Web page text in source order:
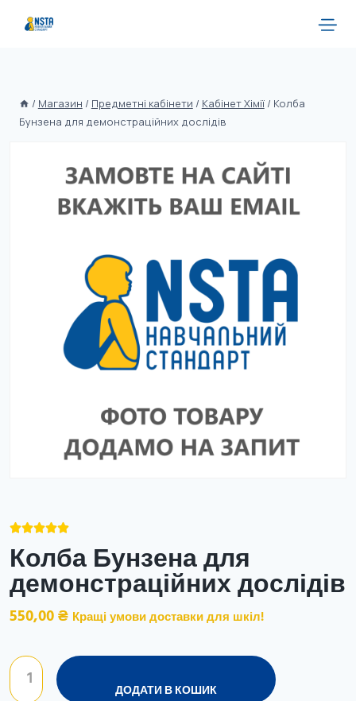
/ Магазин / Предметні кабінети / Кабінет Хімії / Колба
Бунзена для демонстраційних дослідів

Колба Бунзена для
демонстраційних дослідів
550,00₴ Кращі умови доставки для шкіл!
ДОДАТИ В КОШИК